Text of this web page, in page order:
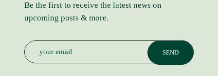
Be the first to receive the latest news on
upcoming posts & more.